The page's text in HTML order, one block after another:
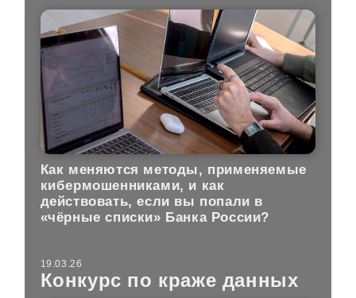
Как меняются методы, применяемые
кибермошенниками, и как
действовать, если вы попали в
«чёрные списки» Банка России?
19.03.26
Конкурс по краже данных